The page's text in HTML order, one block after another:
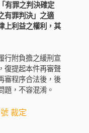
有罪之判決確定
有罪判決」之適
上利益之權利，其
行附負擔之緩刑宣
復提起本件再審聲
審程序合法後，後
題，不容混淆。
裁定